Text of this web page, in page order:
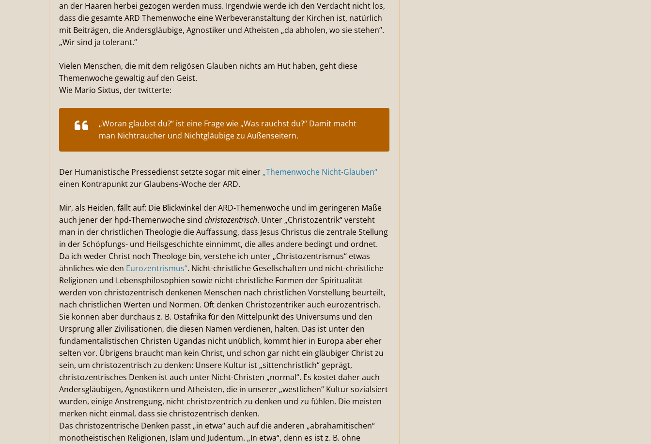
an der Haaren herbei gezogen werden muss. Irgendwie werde ich den Verdacht nicht los,
dass die gesamte ARD Themenwoche eine Werbeveranstaltung der Kirchen ist, natürlich
mit Beiträgen, die Andersgläubige, Agnostiker und Atheisten „da abholen, wo sie stehen“.
„Wir sind ja tolerant.“
Vielen Menschen, die mit dem religösen Glauben nichts am Hut haben, geht diese
Themenwoche gewaltig auf den Geist.
Wie Mario Sixtus, der twitterte:
„Woran glaubst du?“ ist eine Frage wie „Was rauchst du?“ Damit macht
man Nichtraucher und Nichtgläubige zu Außenseitern.
Der Humanistische Pressedienst setzte sogar mit einer „Themenwoche Nicht-Glauben“
einen Kontrapunkt zur Glaubens-Woche der ARD.
Mir, als Heiden, fällt auf: Die Blickwinkel der ARD-Themenwoche und im geringeren Maße
auch jener der hpd-Themenwoche sind christozentrisch. Unter „Christozentrik“ versteht
man in der christlichen Theologie die Auffassung, dass Jesus Christus die zentrale Stellung
in der Schöpfungs- und Heilsgeschichte einnimmt, die alles andere bedingt und ordnet.
Da ich weder Christ noch Theologe bin, verstehe ich unter „Christozentrismus“ etwas
ähnliches wie den Eurozentrismus“. Nicht-christliche Gesellschaften und nicht-christliche
Religionen und Lebensphilosophien sowie nicht-christliche Formen der Spiritualität
werden von christozentrisch denkenen Menschen nach christlichen Vorstellung beurteilt,
nach christlichen Werten und Normen. Oft denken Christozentriker auch eurozentrisch.
Sie konnen aber durchaus z. B. Ostafrika für den Mittelpunkt des Universums und den
Ursprung aller Zivilisationen, die diesen Namen verdienen, halten. Das ist unter den
fundamentalistischen Christen Ugandas nicht unüblich, kommt hier in Europa aber eher
selten vor. Übrigens braucht man kein Christ, und schon gar nicht ein gläubiger Christ zu
sein, um christozentrisch zu denken: Unsere Kultur ist „sittenchristlich“ geprägt,
christozentrisches Denken ist auch unter Nicht-Christen „normal“. Es kostet daher auch
Andersgläubigen, Agnostikern und Atheisten, die in unserer „westlichen“ Kultur sozialsiert
wurden, einige Anstrengung, nicht christozentrich zu denken und zu fühlen. Die meisten
merken nicht einmal, dass sie christozentrisch denken.
Das christozentrische Denken passt „in etwa“ auch auf die anderen „abrahamitischen“
monotheistischen Religionen, Islam und Judentum. „In etwa“, denn es ist z. B. ohne